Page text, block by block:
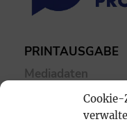
PRINTAUSGABE
Mediadaten
PROKOMPAKT